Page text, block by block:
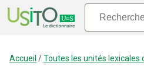
Accueil /Toutes les unités lexicales